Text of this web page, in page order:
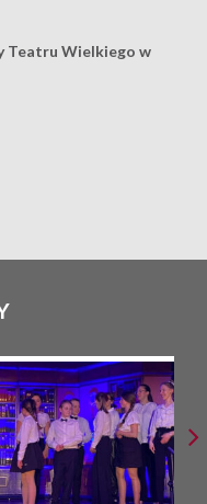
Teatru Wielkiego w